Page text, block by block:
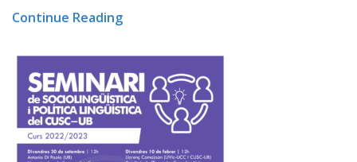
Continue Reading